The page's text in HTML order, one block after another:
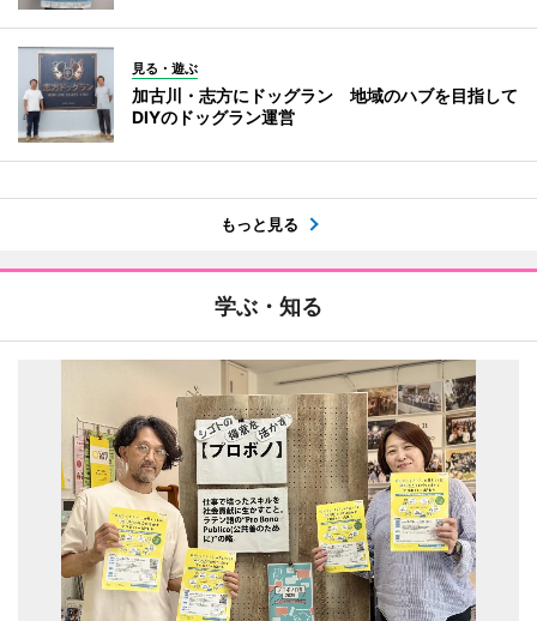
見る・遊ぶ
加古川・志方にドッグラン 地域のハブを目指して
DIYのドッグラン運営
もっと見る
学ぶ・知る